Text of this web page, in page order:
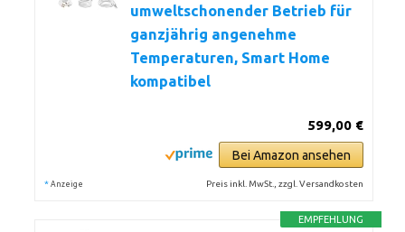
umweltschonender Betrieb für
ganzjährig angenehme
Temperaturen, Smart Home
kompatibel
599,00 €
Bei Amazon ansehen
* Anzeige Preis inkl. MwSt., zzgl. Versandkosten
EMPFEHLUNG